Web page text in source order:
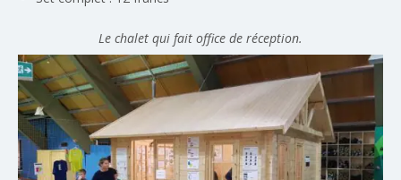
Le chalet qui fait office de réception.